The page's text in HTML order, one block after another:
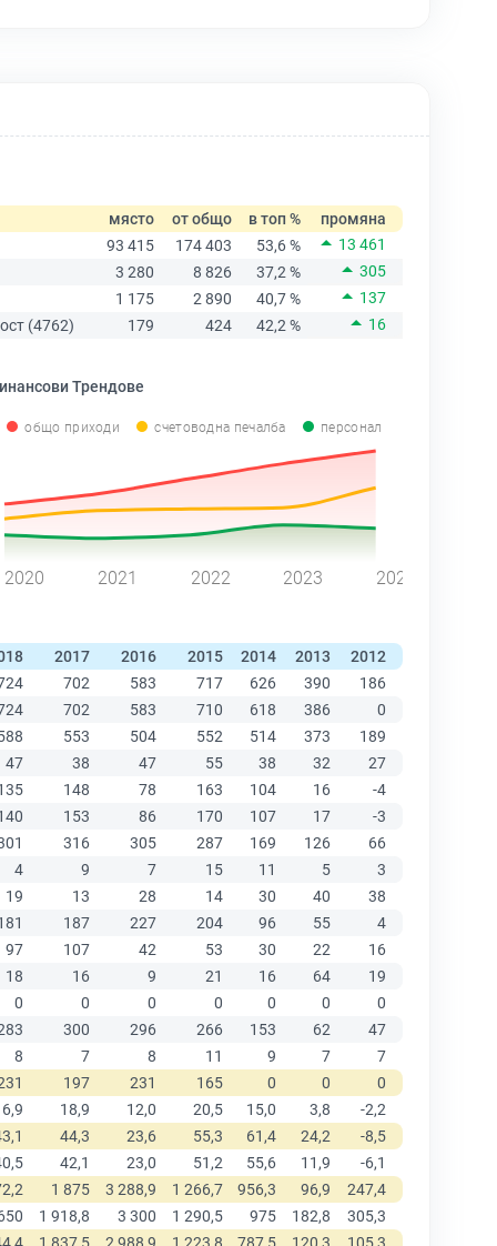
място от общо в топ %
промяна
93 415
174 403 53,6 %
13 461
3 280
8 826 37,2 %
305
1 175
2 890 40,7 %
137
(4762)
179 424 42,2 % 16
Трендове
общо приходи счетоводна печалба персонал
2020 2021 2022 2023 2024
2017 2016 2015 2014 2013 2012